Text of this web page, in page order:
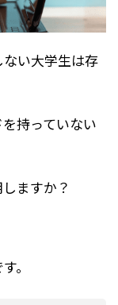
い大学生は存
持っていない
ますか？
。